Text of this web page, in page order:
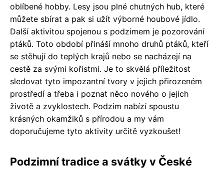
oblíbené hobby. Lesy jsou plné chutných hub, které
můžete sbírat a pak si užít výborné houbové jídlo.
Další aktivitou spojenou s podzimem je pozorování
ptáků. Toto období přináší mnoho druhů ptáků, kteří
se stěhují do teplých krajů nebo se nacházejí na
cestě za svými kořistmi. Je to skvělá příležitost
sledovat tyto impozantní tvory v jejich přirozeném
prostředí a třeba i poznat něco nového o jejich
životě a zvyklostech. Podzim nabízí spoustu
krásných okamžiků s přírodou a my vám
doporučujeme tyto aktivity určitě vyzkoušet!
Podzimní tradice a svátky v České